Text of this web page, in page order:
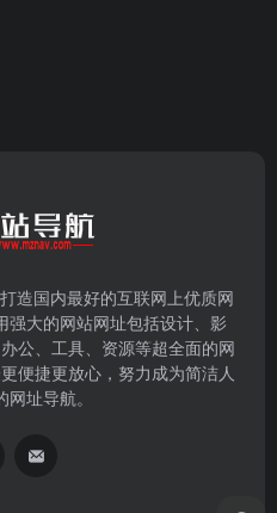
造国内最好的互联网上优质网
大的网站网址包括设计、影
公、工具、资源等超全面的网
便捷更放心，努力成为简洁人
址导航。